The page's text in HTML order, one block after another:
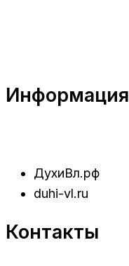
Информация
ДухиВл.рф
duhi-vl.ru
Контакты